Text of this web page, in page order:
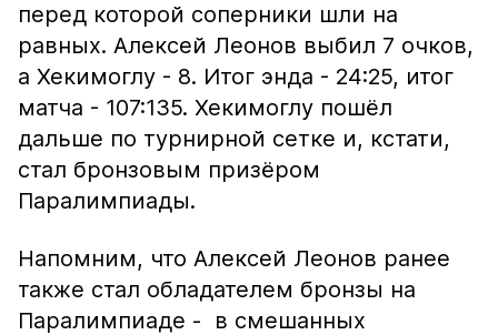
перед которой соперники шли на
равных. Алексей Леонов выбил 7 очков,
а Хекимоглу - 8. Итог энда - 24:25, итог
матча - 107:135. Хекимоглу пошёл
дальше по турнирной сетке и, кстати,
стал бронзовым призёром
Паралимпиады.
Напомним, что Алексей Леонов ранее
также стал обладателем бронзы на
Паралимпиаде - в смешанных